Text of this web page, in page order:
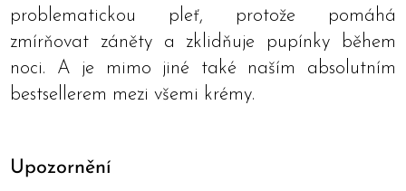
problematickou pleť, protože pomáhá
zmírňovat záněty a zklidňuje pupínky během
noci. A je mimo jiné také naším absolutním
bestsellerem mezi všemi krémy.
Upozornění